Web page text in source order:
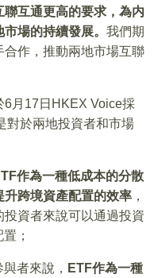
互通更高的要求，為内
場的持續發展。 我們期
作，推動兩地市場互聯
6月17日HKEX Voice採
對於兩地投資者和市場
作為一種低成本的分散
跨境資產配置的效率 ，
資者來說可以通過投資
；
者來說， ETF作為一種